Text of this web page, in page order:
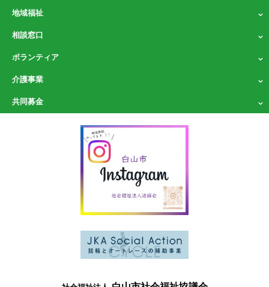
地域福祉
相談窓口
ボランティア
介護事業
共同募金